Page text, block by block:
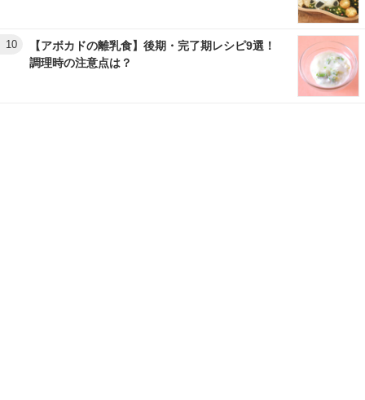
10
【アボカドの離乳食】後期・完了期レシピ9選！
調理時の注意点は？